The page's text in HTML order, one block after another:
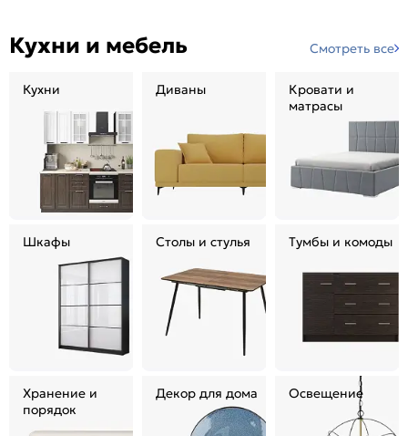
Кухни и мебель Смотреть все
Кухни Диваны
Кровати и
матрасы
Шкафы Столы и стулья Тумбы и комоды
Хранение и
порядок
Декор для дома Освещение